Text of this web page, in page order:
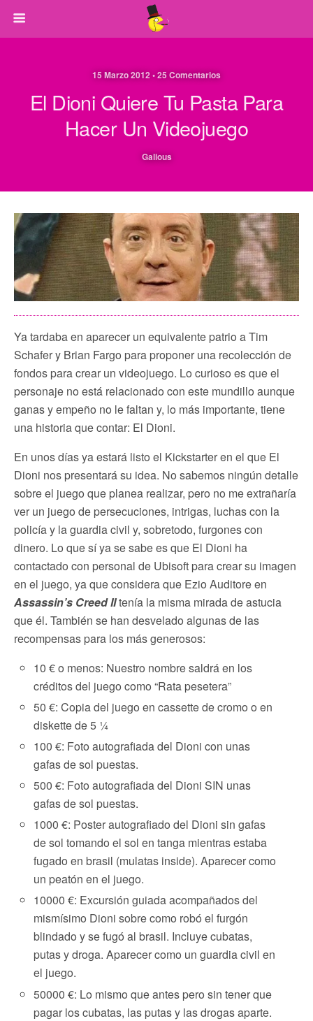
15 Marzo 2012 • 25 Comentarios
El Dioni Quiere Tu Pasta Para
Hacer Un Videojuego
Galious
Ya tardaba en aparecer un equivalente patrio a Tim
Schafer y Brian Fargo para proponer una recolección de
fondos para crear un videojuego. Lo curioso es que el
personaje no está relacionado con este mundillo aunque
ganas y empeño no le faltan y, lo más importante, tiene
una historia que contar: El Dioni.
En unos días ya estará listo el Kickstarter en el que El
Dioni nos presentará su idea. No sabemos ningún detalle
sobre el juego que planea realizar, pero no me extrañaría
ver un juego de persecuciones, intrigas, luchas con la
policía y la guardia civil y, sobretodo, furgones con
dinero. Lo que sí ya se sabe es que El Dioni ha
contactado con personal de Ubisoft para crear su imagen
en el juego, ya que considera que Ezio Auditore en
Assassin’s Creed IItenía la misma mirada de astucia
que él. También se han desvelado algunas de las
recompensas para los más generosos:
10 € o menos: Nuestro nombre saldrá en los
créditos del juego como “Rata pesetera”
50 €: Copia del juego en cassette de cromo o en
diskette de 5 ¼
100 €: Foto autografiada del Dioni con unas
gafas de sol puestas.
500 €: Foto autografiada del Dioni SIN unas
gafas de sol puestas.
1000 €: Poster autografiado del Dioni sin gafas
de sol tomando el sol en tanga mientras estaba
fugado en brasil (mulatas inside). Aparecer como
un peatón en el juego.
10000 €: Excursión guiada acompañados del
mismísimo Dioni sobre como robó el furgón
blindado y se fugó al brasil. Incluye cubatas,
putas y droga. Aparecer como un guardia civil en
el juego.
50000 €: Lo mismo que antes pero sin tener que
pagar los cubatas, las putas y las drogas aparte.